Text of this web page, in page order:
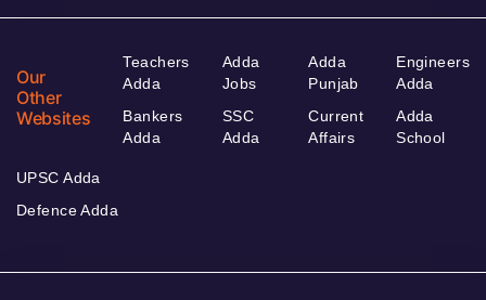
Our
Other
Websites
Teachers
Adda
Bankers
Adda
Adda
Jobs
SSC
Adda
Adda
Punjab
Current
Affairs
Engineers
Adda
Adda
School
UPSC Adda
Defence Adda